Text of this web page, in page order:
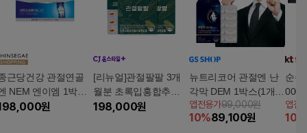
근당건강 관절연골
NEM 엔이엠 1박스
개월분) 원
[리뉴얼]관절팔팔 3개
월분 초록입홍합추출
오일복합물
198,000원
뉴트리코어 관절엔 난
각막 DEM 1박스(1개월
분)
앱전용가99,000원
10%89,100원
순수
000
D 비
박
앱전
10